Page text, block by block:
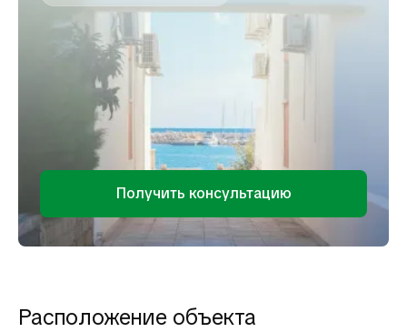
Получить консультацию
Расположение объекта